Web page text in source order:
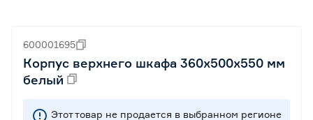
600001695
Корпус верхнего шкафа 360х500х550 мм
белый
Этот товар не продается в выбранном регионе